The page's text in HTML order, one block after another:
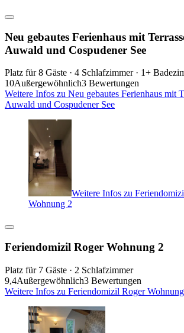
Neu gebautes Ferienhaus mit
Auwald und Cospudener See
Platz für 8 Gäste · 4 Schlafzimmer · 1+
10Außergewöhnlich3 Bewertungen
Weitere Infos zu Neu gebautes Ferienhaus mit
Auwald und Cospudener See
Weitere Infos zu
Wohnung 2
Feriendomizil Roger Wohnung 2
Platz für 7 Gäste · 2 Schlafzimmer
9,4Außergewöhnlich3 Bewertungen
Weitere Infos zu Feriendomizil Roger